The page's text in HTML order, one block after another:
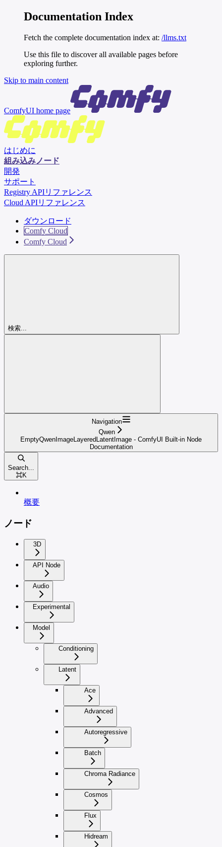
Documentation Index
Fetch the complete documentation index at: /llms.txt
Use this file to discover all available pages before
exploring further.
Skip to main content
ComfyUI home page
はじめに
組み込みノード
開発
サポート
Registry APIリファレンス
Cloud APIリファレンス
ダウンロード
Comfy Cloud
Comfy Cloud
検索...
Navigation
Qwen
EmptyQwenImageLayeredLatentImage - ComfyUI Built-in Node
Documentation
Search...
⌘K
概要
ノード
3D
API Node
Audio
Experimental
Model
Conditioning
Latent
Ace
Advanced
Autoregressive
Batch
Chroma Radiance
Cosmos
Flux
Hidream